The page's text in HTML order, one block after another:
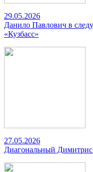
29.05.2026
Данило Павлович в
«Кузбасс»
27.05.2026
Диагональный